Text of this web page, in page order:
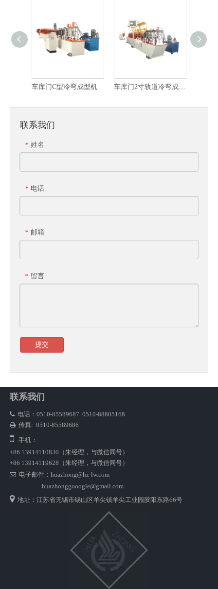
车库门C型冷弯成型机 车库门2寸轨道冷弯成型机（带冲孔）
联系我们
* 姓名
* 电话
* 邮箱
* 留言
提交
联系我们
 电话：0510-85589687 0510-88805168
 传真: 0510-85589686
 手机：
+86 13914110830（朱经理，与微信同号）
+86 13914119628 （朱经理，与微信同号）
 电子邮件：huazhong@hz-lw.com
huazhonggooogle@gmail.com
地址：江苏省无锡市锡山区羊尖镇羊尖工业园胶阳东路66号